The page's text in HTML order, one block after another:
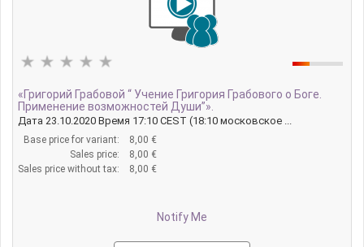
«Григорий Грабовой “ Учение Григория Грабового о Боге.
Применение возможностей Души”».
Дата 23.10.2020 Время 17:10 CEST (18:10 московское ...
Base price for variant:
8,00 €
Sales price:
8,00 €
Sales price without tax:
8,00 €
Notify Me